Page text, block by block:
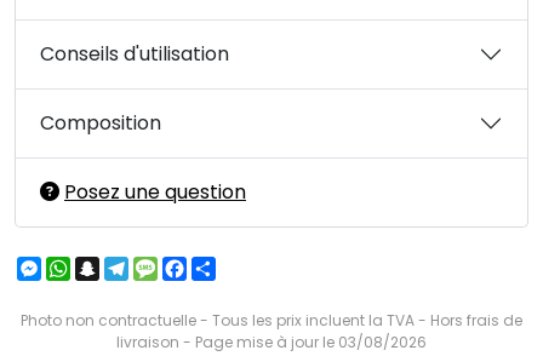
Conseils d'utilisation
Composition
Posez une question
Messenger
WhatsApp
Snapchat
Telegram
MessageFacebook
Photo non contractuelle - Tous les prix incluent la TVA - Hors frais de
livraison - Page mise à jour le 03/08/2026